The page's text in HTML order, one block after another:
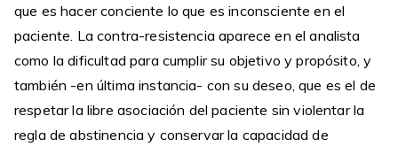
que es hacer conciente lo que es inconsciente en el
paciente. La contra-resistencia aparece en el analista
como la dificultad para cumplir su objetivo y propósito, y
también -en última instancia- con su deseo, que es el de
respetar la libre asociación del paciente sin violentar la
regla de abstinencia y conservar la capacidad de